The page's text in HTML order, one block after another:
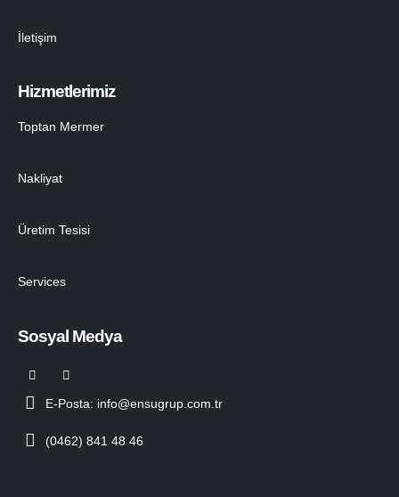
İletişim
Hizmetlerimiz
Toptan Mermer
Nakliyat
Üretim Tesisi
Services
Sosyal Medya
E-Posta: info@ensugrup.com.tr
(0462) 841 48 46